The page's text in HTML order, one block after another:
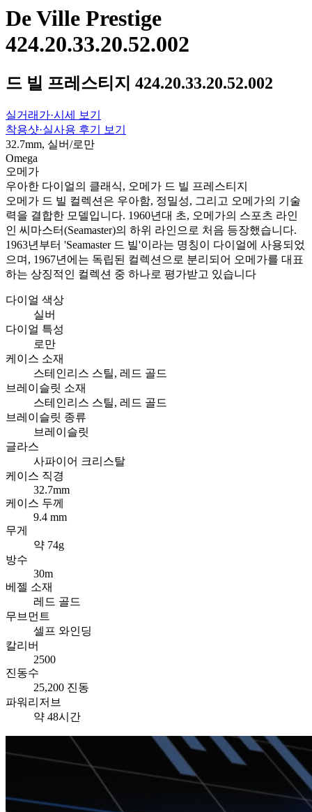
De Ville Prestige
424.20.33.20.52.002
드 빌 프레스티지 424.20.33.20.52.002
실거래가·시세 보기
착용샷·실사용 후기 보기
32.7mm, 실버/로만
Omega
오메가
우아한 다이얼의 클래식, 오메가 드 빌 프레스티지
오메가 드 빌 컬렉션은 우아함, 정밀성, 그리고 오메가의 기술
력을 결합한 모델입니다. 1960년대 초, 오메가의 스포츠 라인
인 씨마스터(Seamaster)의 하위 라인으로 처음 등장했습니다.
1963년부터 'Seamaster 드 빌'이라는 명칭이 다이얼에 사용되었
으며, 1967년에는 독립된 컬렉션으로 분리되어 오메가를 대표
하는 상징적인 컬렉션 중 하나로 평가받고 있습니다
다이얼 색상
실버
다이얼 특성
로만
케이스 소재
스테인리스 스틸, 레드 골드
브레이슬릿 소재
스테인리스 스틸, 레드 골드
브레이슬릿 종류
브레이슬릿
글라스
사파이어 크리스탈
케이스 직경
32.7mm
케이스 두께
9.4 mm
무게
약 74g
방수
30m
베젤 소재
레드 골드
무브먼트
셀프 와인딩
칼리버
2500
진동수
25,200 진동
파워리저브
약 48시간